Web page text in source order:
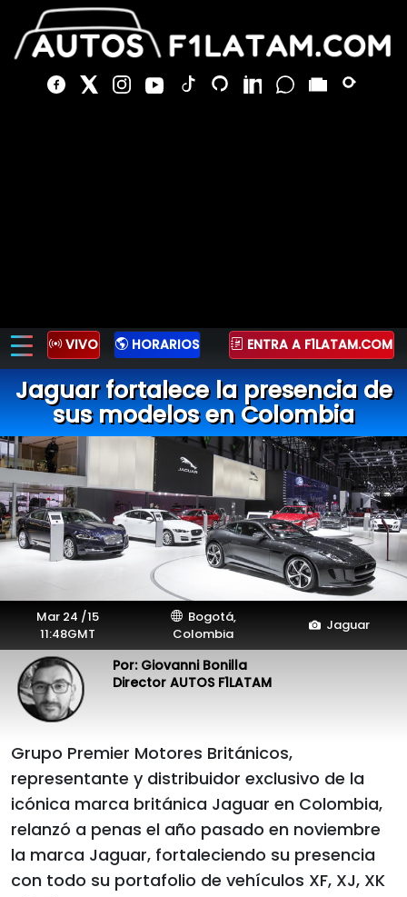
VIVO HORARIOS ENTRA A F1LATAM.COM
Jaguar fortalece la presencia de
sus modelos en Colombia
Mar 24 /15
11:48GMT
Bogotá,
Colombia
Jaguar
Por: Giovanni Bonilla
Director AUTOS F1LATAM
Grupo Premier Motores Británicos,
representante y distribuidor exclusivo de la
icónica marca británica Jaguar en Colombia,
relanzó a penas el año pasado en noviembre
la marca Jaguar, fortaleciendo su presencia
con todo su portafolio de vehículos XF, XJ, XK